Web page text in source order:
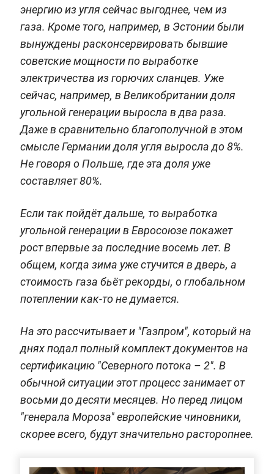
энергию из угля сейчас выгоднее, чем из
газа. Кроме того, например, в Эстонии были
вынуждены расконсервировать бывшие
советские мощности по выработке
электричества из горючих сланцев. Уже
сейчас, например, в Великобритании доля
угольной генерации выросла в два раза.
Даже в сравнительно благополучной в этом
смысле Германии доля угля выросла до 8%.
Не говоря о Польше, где эта доля уже
составляет 80%.
Если так пойдёт дальше, то выработка
угольной генерации в Евросоюзе покажет
рост впервые за последние восемь лет. В
общем, когда зима уже стучится в дверь, а
стоимость газа бьёт рекорды, о глобальном
потеплении как-то не думается.
На это рассчитывает и "Газпром", который на
днях подал полный комплект документов на
сертификацию "Северного потока – 2". В
обычной ситуации этот процесс занимает от
восьми до десяти месяцев. Но перед лицом
"генерала Мороза" европейские чиновники,
скорее всего, будут значительно расторопнее.